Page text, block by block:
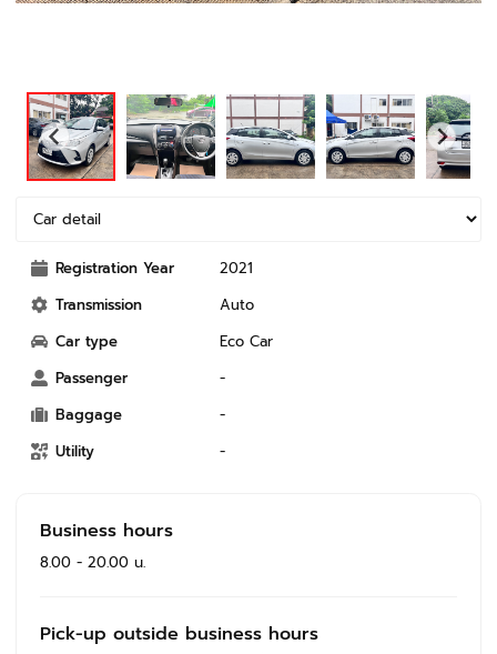
Registration Year
2021
Transmission
Auto
Car type
Eco Car
Passenger
-
Baggage
-
Utility
-
Business hours
8.00 - 20.00 น.
Pick-up outside business hours